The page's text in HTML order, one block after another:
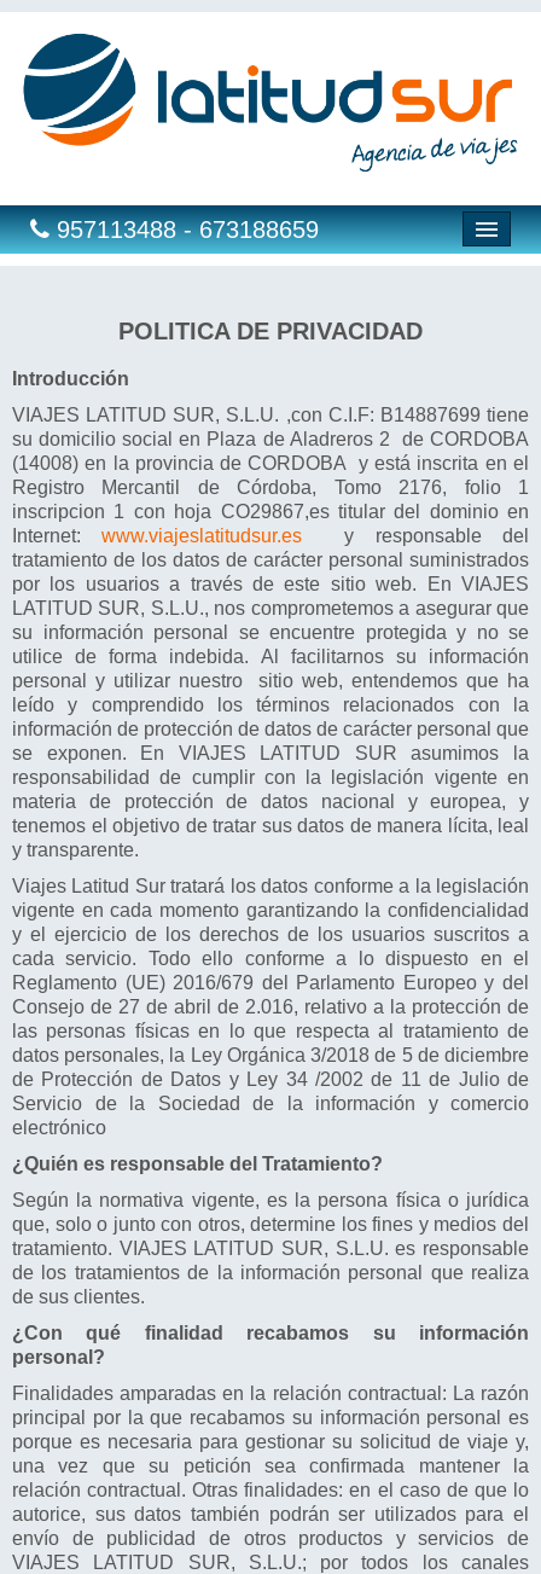
957113488 - 673188659
Costas
Islas
Caribe
Bahia Principe
Cruceros
Viajes de novios
Grandes Viajes
Circuitos
Más..
Disney
Entradas/Ocio
Blog
POLITICA DE PRIVACIDAD
Introducción
VIAJES LATITUD SUR, S.L.U. ,con C.I.F: B14887699 tiene
su domicilio social en Plaza de Aladreros 2 de CORDOBA
(14008) en la provincia de CORDOBA y está inscrita en el
Registro Mercantil de Córdoba, Tomo 2176, folio 1
inscripcion 1 con hoja CO29867,es titular del dominio en
Internet:www.viajeslatitudsur.es y responsable del
tratamiento de los datos de carácter personal suministrados
por los usuarios a través de este sitio web. En VIAJES
LATITUD SUR, S.L.U., nos comprometemos a asegurar que
su información personal se encuentre protegida y no se
utilice de forma indebida. Al facilitarnos su información
personal y utilizar nuestro sitio web, entendemos que ha
leído y comprendido los términos relacionados con la
información de protección de datos de carácter personal que
se exponen. En VIAJES LATITUD SUR asumimos la
responsabilidad de cumplir con la legislación vigente en
materia de protección de datos nacional y europea, y
tenemos el objetivo de tratar sus datos de manera lícita, leal
y transparente.
Viajes Latitud Sur tratará los datos conforme a la legislación
vigente en cada momento garantizando la confidencialidad
y el ejercicio de los derechos de los usuarios suscritos a
cada servicio. Todo ello conforme a lo dispuesto en el
Reglamento (UE) 2016/679 del Parlamento Europeo y del
Consejo de 27 de abril de 2.016, relativo a la protección de
las personas físicas en lo que respecta al tratamiento de
datos personales, la Ley Orgánica 3/2018 de 5 de diciembre
de Protección de Datos y Ley 34 /2002 de 11 de Julio de
Servicio de la Sociedad de la información y comercio
electrónico
¿Quién es responsable del Tratamiento?
Según la normativa vigente, es la persona física o jurídica
que, solo o junto con otros, determine los fines y medios del
tratamiento. VIAJES LATITUD SUR, S.L.U. es responsable
de los tratamientos de la información personal que realiza
de sus clientes.
¿Con qué finalidad recabamos su información
personal?
Finalidades amparadas en la relación contractual: La razón
principal por la que recabamos su información personal es
porque es necesaria para gestionar su solicitud de viaje y,
una vez que su petición sea confirmada mantener la
relación contractual. Otras finalidades: en el caso de que lo
autorice, sus datos también podrán ser utilizados para el
envío de publicidad de otros productos y servicios de
VIAJES LATITUD SUR, S.L.U.; por todos los canales